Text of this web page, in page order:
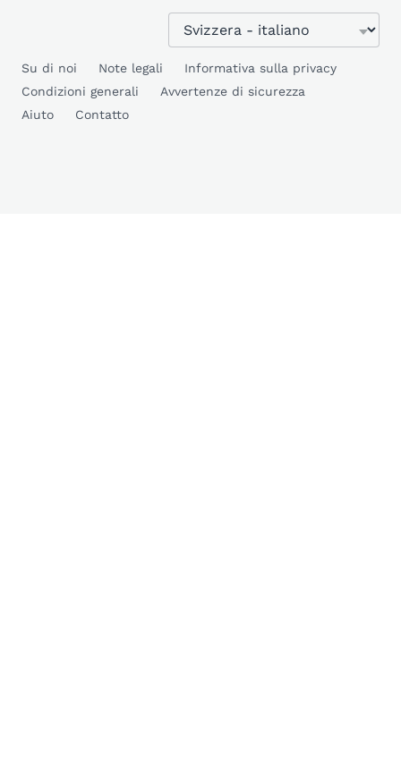
Su di noi Note legali
Informativa sulla privacy
Condizioni generali
Avvertenze di sicurezza
Aiuto
Contatto